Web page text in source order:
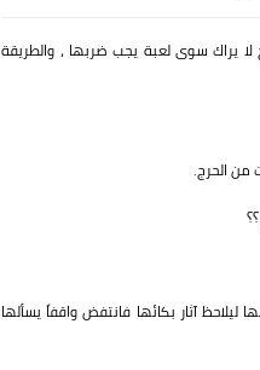
يراك سوى لعبة يجب ضربها ، والطريقة
من الحرج.
آثار بكائها فانتفض واقفاً يسألها